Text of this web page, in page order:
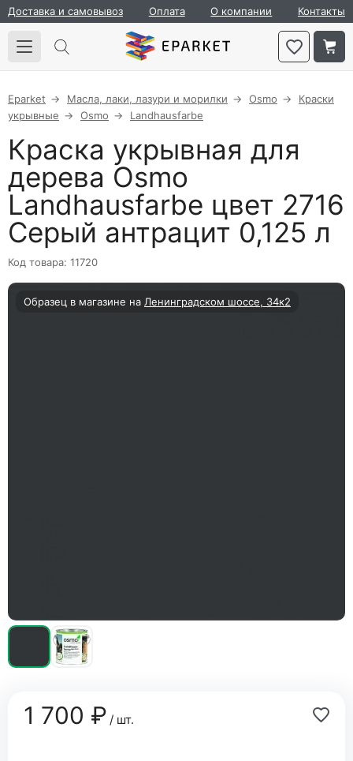
Доставка и самовывоз Оплата О компании Контакты
Eparket Масла, лаки, лазури и морилки Osmo
Краски
укрывные
Osmo Landhausfarbe
Краска укрывная для
дерева Osmo
Landhausfarbe цвет 2716
Серый антрацит 0,125 л
Код товара: 11720
Образец в магазине на Ленинградском шоссе, 34к2
1 700 ₽/ шт.